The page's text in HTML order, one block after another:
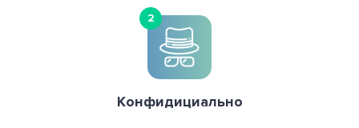
2
Конфидициально